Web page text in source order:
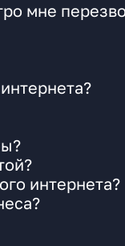
мне
интернета?